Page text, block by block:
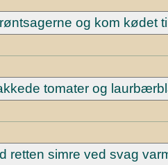
og kom kødet
tomater og
retten simre ved svag